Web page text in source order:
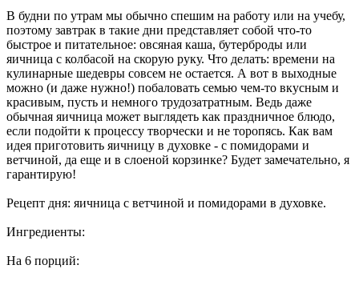
В будни по утрам мы обычно спешим на работу или на учебу,
поэтому завтрак в такие дни представляет собой что-то
быстрое и питательное: овсяная каша, бутерброды или
яичница с колбасой на скорую руку. Что делать: времени на
кулинарные шедевры совсем не остается. А вот в выходные
можно (и даже нужно!) побаловать семью чем-то вкусным и
красивым, пусть и немного трудозатратным. Ведь даже
обычная яичница может выглядеть как праздничное блюдо,
если подойти к процессу творчески и не торопясь. Как вам
идея приготовить яичницу в духовке - с помидорами и
ветчиной, да еще и в слоеной корзинке? Будет замечательно, я
гарантирую!
Рецепт дня: яичница с ветчиной и помидорами в духовке.
Ингредиенты:
На 6 порций: